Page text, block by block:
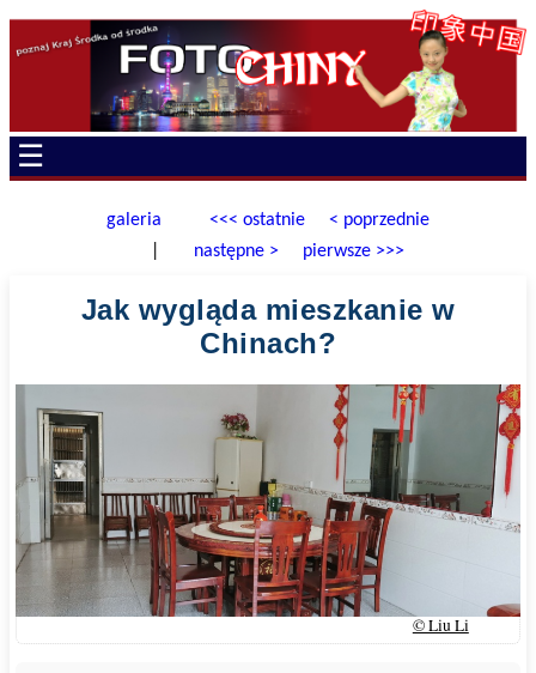
☰
galeria <<< ostatnie
< poprzednie
następne > pierwsze >>>
Jak wygląda mieszkanie w
Chinach?
© Liu Li